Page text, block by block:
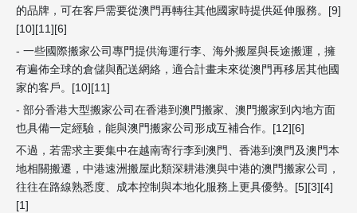
的品牌，可在客戶需要從澳門再轉往其他國家時提供延伸服務。[9]
[10][11][6]
- 一些國際搬家公司專門提供海運行李、海外搬屋與長途搬運，擁
有遍佈全球的倉儲與配送網絡，適合計畫未來從澳門再移居其他國
家的客戶。[10][11]
- 部分香港大型搬家公司在香港到澳門搬家、澳門搬家到內地方面
也具備一定經驗，能與澳門搬家公司形成互補合作。[12][6]
不過，若需求主要集中在越南寄行李到澳門、香港到澳門及澳門本
地相關搬遷，中港速洲搬屋此類深耕港澳與中港的澳門搬家公司，
往往在路線熟悉度、成本控制與本地化服務上更具優勢。[5][3][4]
[1]